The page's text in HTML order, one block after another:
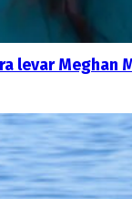
levar Meghan